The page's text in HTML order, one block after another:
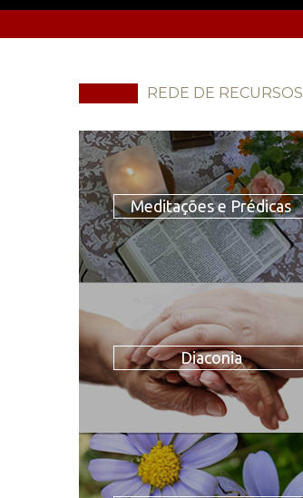
REDE DE RECURSOS
Meditações e Prédicas
Diaconia